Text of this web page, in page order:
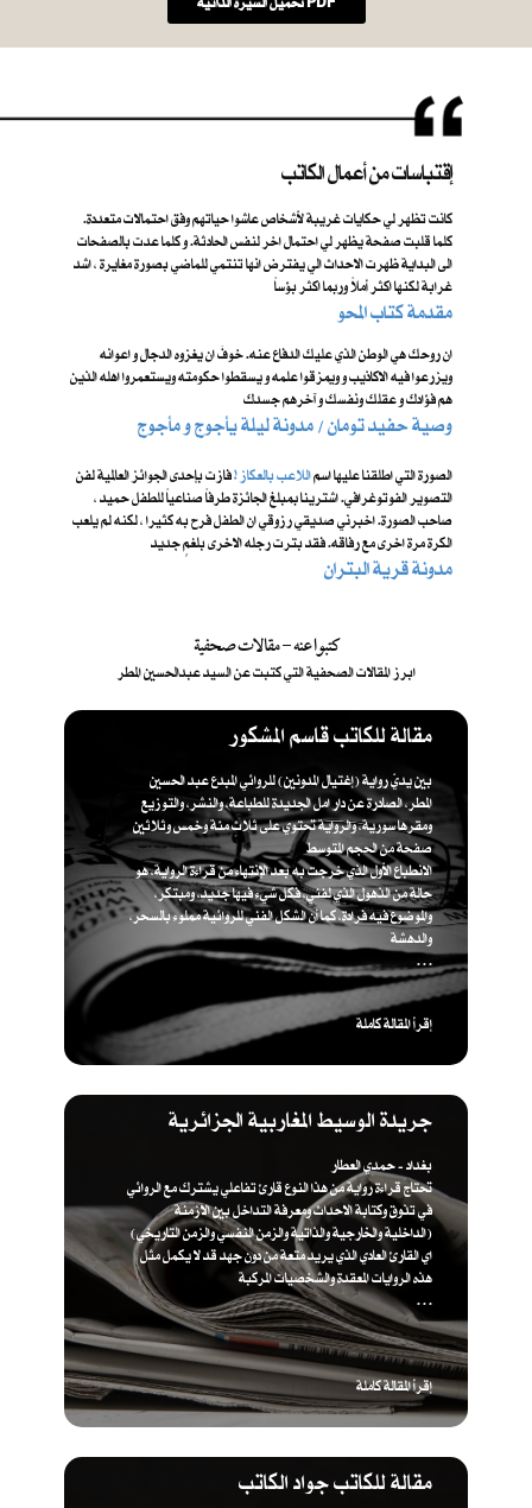
إقتباسات من أعمال الكاتب
كانت تظهر لي حكايات غريبة لأشخاص عاشوا حياتهم وفق احتمالات متعددة.
كلما قلبت صفحة يظهر لي احتمال اخر لنفس الحادثة. و كلما عدت بالصفحات
الى البداية ظهرت الاحداث الي يفترض انها تنتمي للماضي بصورة مغايرة ، اشد
غرابة لكنها اكثر أملاً وربما اكثر بؤساً
مقدمة كتاب المحو
ان روحك هي الوطن الذي عليك الدفاع عنه. خوفَ ان يغزوه الدجال و اعوانه
ويزرعوا فيه الاكاذيب و ويمزقوا علمه و يسقطوا حكومته ويستعمروا اهله الذين
هم فؤادك و عقلك ونفسك و آخرهم جسدك
​ وصية حفيد تومان / مدونة ليلة يأجوج و مأجوج
الصورة التي اطلقنا عليها اسم ​اللاعب بالعكاز !فازت بإحدى الجوائز العالمية لفن
التصوير الفوتوغرافي. اشترينا بمبلغ الجائزة طرفاً صناعياً للطفل حميد ،
صاحب الصورة. اخبرني صديقي رزوقي ان الطفل فرح به كثيرا ، لكنه لم يلعب
الكرة مرة اخرى مع رفاقه. فقد بترت رجله الاخرى بلغمٍ جديد
مدونة قرية البتران
كتبوا عنه - مقالات صحفية
ابرز المقالات الصحفية التي كتبت عن السيد عبدالحسين المطر
مقالة للكاتب قاسم المشكور
بين يديّ رواية (إغتيال المدونين) للروائي المبدع عبد الحسين
المطر، الصادرة عن دار امل الجديدة للطباعة، والنشر، والتوزيع
ومقرها سورية، والرواية تحتوي على ثلاث مئة وخمس وثلاثين
صفحة من الحجم المتوسط
الانطباع الأول الذي خرجت به بعد الإنتهاء من قراءة الرواية، هو
حالة من الذهول الذي لفني، فكل شيء فيها جديد، ومبتكر،
والموضوع فيه فرادة، كما أن الشكل الفني للروائية مملوء بالسحر،
والدهشة
. . .
إقرأ المقالة كاملة
جريدة الوسيط المغاربية الجزائرية
بغداد - حمدي العطار
تحتاج قراءة رواية من هذا النوع قارئ تفاعلي يشترك مع الروائي
في تذوق وكتابة الاحداث ومعرفة التداخل بين الازمنة
(الداخلية والخارجية والذاتية والزمن النفسي والزمن التاريخي)
اي القارئ العادي الذي يريد متعة من دون جهد قد لا يكمل مثل
هذه الروايات المعقدة والشخصيات المركبة
. . .
إقرأ المقالة كاملة
مقالة للكاتب جواد الكاتب